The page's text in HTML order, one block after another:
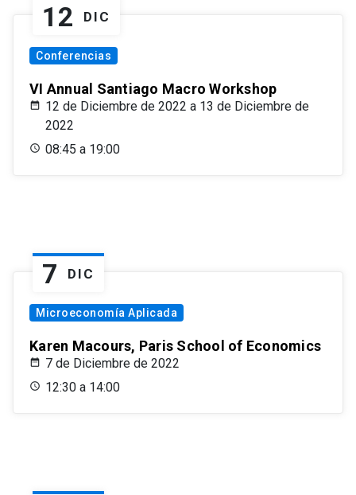
12 DIC
Conferencias
VI Annual Santiago Macro Workshop
12 de Diciembre de 2022 a 13 de Diciembre de
2022
08:45 a 19:00
7 DIC
Microeconomía Aplicada
Karen Macours, Paris School of Economics
7 de Diciembre de 2022
12:30 a 14:00